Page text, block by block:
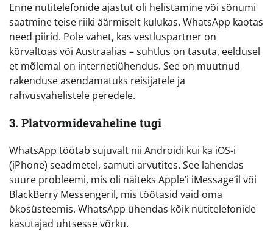
Enne nutitelefonide ajastut oli helistamine või sõnumi
saatmine teise riiki äärmiselt kulukas. WhatsApp kaotas
need piirid. Pole vahet, kas vestluspartner on
kõrvaltoas või Austraalias – suhtlus on tasuta, eeldusel
et mõlemal on internetiühendus. See on muutnud
rakenduse asendamatuks reisijatele ja
rahvusvahelistele peredele.
3. Platvormidevaheline tugi
WhatsApp töötab sujuvalt nii Androidi kui ka iOS-i
(iPhone) seadmetel, samuti arvutites. See lahendas
suure probleemi, mis oli näiteks Apple’i iMessage’il või
BlackBerry Messengeril, mis töötasid vaid oma
ökosüsteemis. WhatsApp ühendas kõik nutitelefonide
kasutajad ühtsesse võrku.